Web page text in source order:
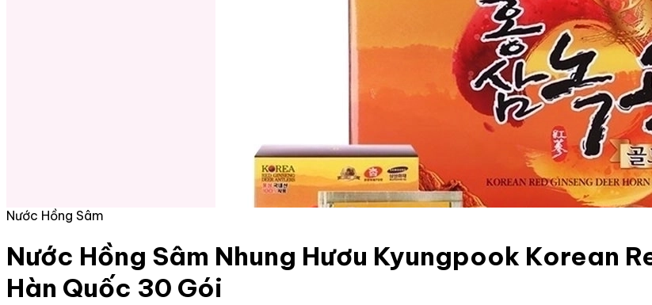
Nước Hồng Sâm
Nước Hồng Sâm Nhung Hươu Kyungpook Korean
Hàn Quốc 30 Gói